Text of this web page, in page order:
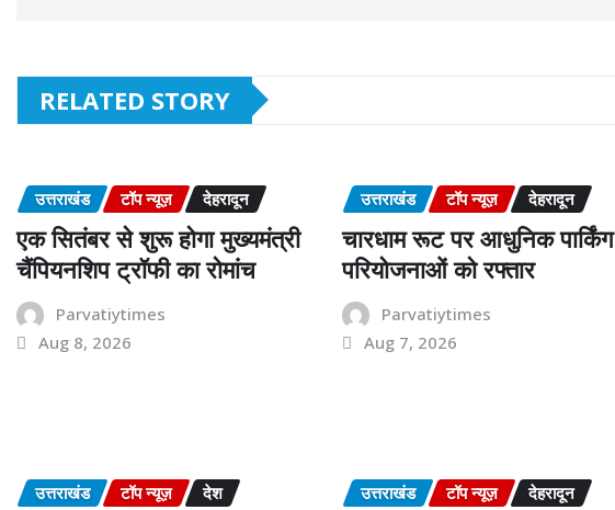
RELATED STORY
उत्तराखंड टॉप न्यूज़ देहरादून
एक सितंबर से शुरू होगा मुख्यमंत्री
चैंपियनशिप ट्रॉफी का रोमांच
Parvatiytimes
Aug 8, 2026
उत्तराखंड टॉप न्यूज़ देहरादून
चारधाम रूट पर आधुनिक पार्किंग
परियोजनाओं को रफ्तार
Parvatiytimes
Aug 7, 2026
उत्तराखंड टॉप न्यूज़ देश उत्तराखंड टॉप न्यूज़
देहरादून